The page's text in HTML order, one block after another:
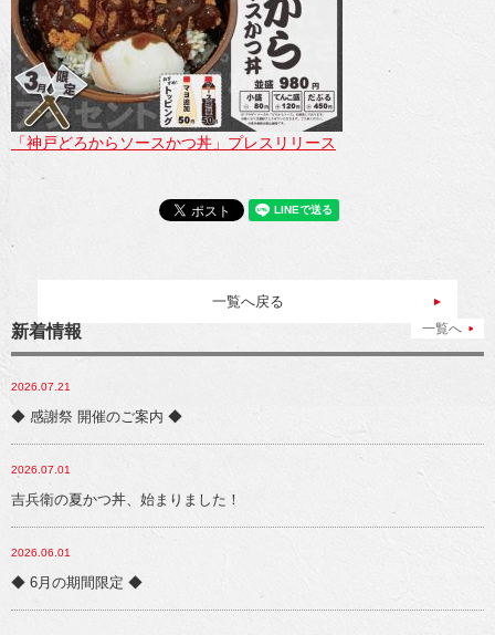
「神戸どろからソースかつ丼」プレスリリース
一覧へ戻る
新着情報 一覧へ
2026.07.21
◆ 感謝祭 開催のご案内 ◆
2026.07.01
吉兵衛の夏かつ丼、始まりました！
2026.06.01
◆ 6月の期間限定 ◆